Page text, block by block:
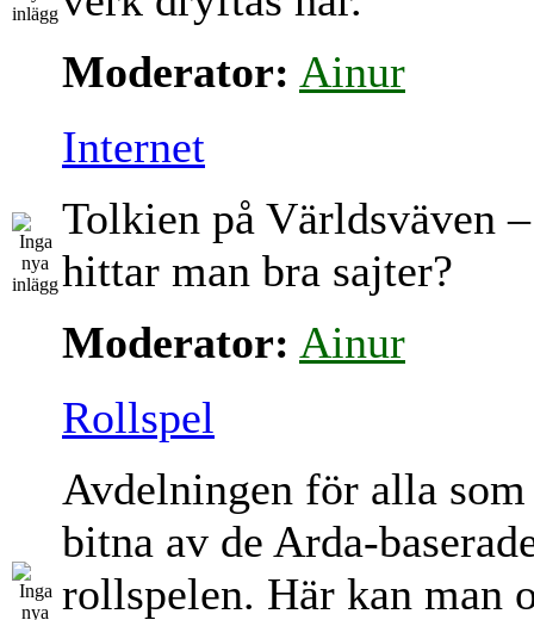
Moderator: Ainur
Internet
Tolkien på Världsväven
hittar man bra sajter?
Moderator: Ainur
Rollspel
Avdelningen för alla
bitna av de Arda-
rollspelen. Här kan man